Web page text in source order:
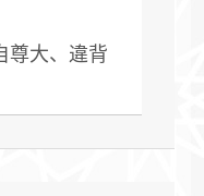
尊大、違背